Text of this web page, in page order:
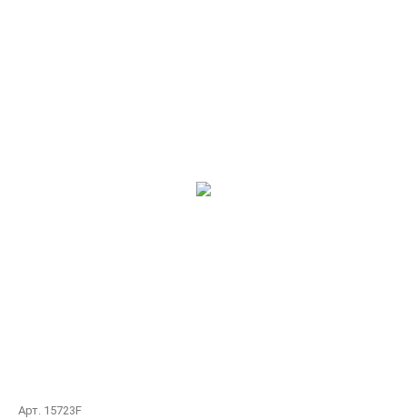
Арт. 15723F